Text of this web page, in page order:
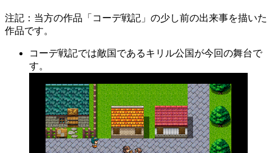
注記：当方の作品「コーデ戦記」の少し前の出来事を描いた
作品です。
コーデ戦記では敵国であるキリル公国が今回の舞台で
す。